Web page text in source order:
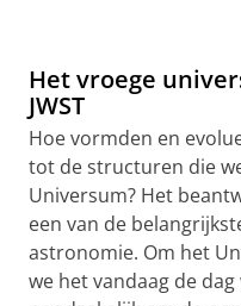
Het vroege
JWST
Hoe vormden en
tot de structuren die
Universum? Het
een van de
astronomie. Om het
we het vandaag de